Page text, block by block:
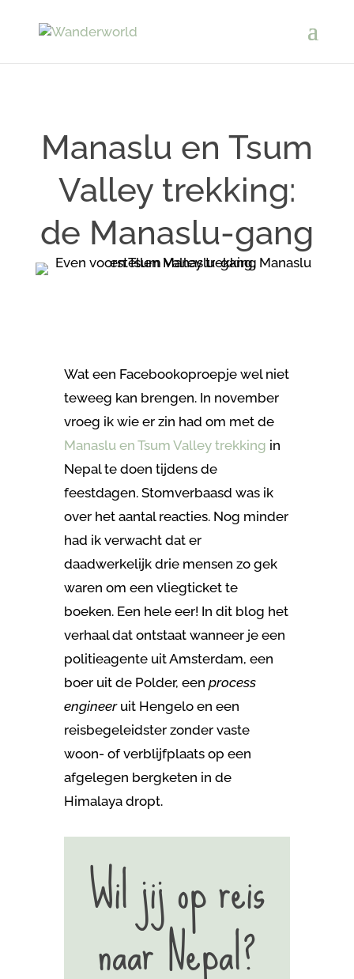
Manaslu en Tsum
Valley trekking:
de Manaslu-gang
Wat een Facebookoproepje wel niet
teweeg kan brengen. In november
vroeg ik wie er zin had om met de
Manaslu en Tsum Valley trekking in
Nepal te doen tijdens de
feestdagen. Stomverbaasd was ik
over het aantal reacties. Nog minder
had ik verwacht dat er
daadwerkelijk drie mensen zo gek
waren om een vliegticket te
boeken. Een hele eer! In dit blog het
verhaal dat ontstaat wanneer je een
politieagente uit Amsterdam, een
boer uit de Polder, een process
engineer uit Hengelo en een
reisbegeleidster zonder vaste
woon- of verblijfplaats op een
afgelegen bergketen in de
Himalaya dropt.
Wil jij op reis
naar Nepal?